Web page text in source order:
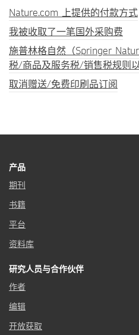
Nature.com 上提供的付款方式
我被收取了一笔国外采购费
施普林格自然（Springer
税/商品及服务税/销售税规则以
取消赠送/免费印刷品订阅
产品
期刊
书籍
平台
资料库
研究人员与合作伙伴
作者
编辑
开放获取